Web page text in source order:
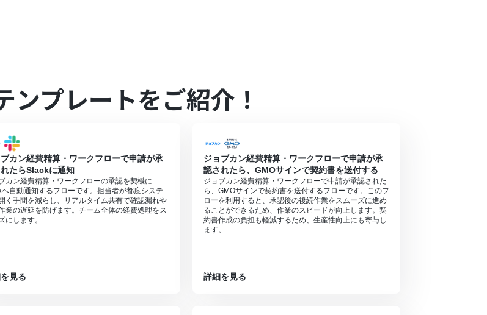
は、2週間の無料トライアルを行うことが可能です。無料トライアル中には制限対象のアプリを使用す
ださい。
ンプレートをご紹介！
カン経費精算・ワークフローで申請が承
たらSlackに通知
カン経費精算・ワークフローの承認を契機に
自動通知するフローです。担当者が都度システ
く手間を減らし、リアルタイム共有で確認漏れや
業の遅延を防げます。チーム全体の経費処理をス
にします。
見る
ジョブカン経費精算・ワークフローで申請が承
認されたら、GMOサインで契約書を送付する
ジョブカン経費精算・ワークフローで申請が承認された
ら、GMOサインで契約書を送付するフローです。このフ
ローを利用すると、承認後の後続作業をスムーズに進め
ることができるため、作業のスピードが向上します。契
約書作成の負担も軽減するため、生産性向上にも寄与し
ます。
詳細を見る